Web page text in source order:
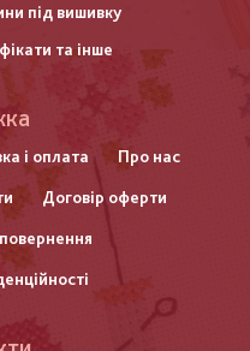
під вишивку
та інше
і оплата Про нас
Договір оферти